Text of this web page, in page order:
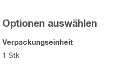
Optionen auswählen
Verpackungseinheit
1 Stk